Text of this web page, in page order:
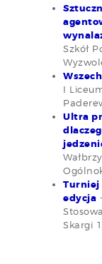
Szkół
I
Ultra
Turniej
edycja
Skargi